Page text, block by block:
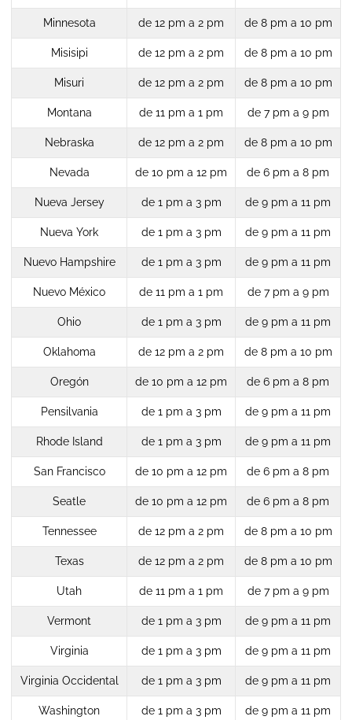
Minnesota de 12 pm a 2 pm de 8 pm a 10 pm
Misisipi de 12 pm a 2 pm de 8 pm a 10 pm
Misuri de 12 pm a 2 pm de 8 pm a 10 pm
Montana de 11 pm a 1 pm de 7 pm a 9 pm
Nebraska de 12 pm a 2 pm de 8 pm a 10 pm
Nevada de 10 pm a 12 pm de 6 pm a 8 pm
Nueva Jersey de 1 pm a 3 pm de 9 pm a 11 pm
Nueva York de 1 pm a 3 pm de 9 pm a 11 pm
Nuevo Hampshire de 1 pm a 3 pm de 9 pm a 11 pm
Nuevo México de 11 pm a 1 pm de 7 pm a 9 pm
Ohio de 1 pm a 3 pm de 9 pm a 11 pm
Oklahoma de 12 pm a 2 pm de 8 pm a 10 pm
Oregón de 10 pm a 12 pm de 6 pm a 8 pm
Pensilvania de 1 pm a 3 pm de 9 pm a 11 pm
Rhode Island de 1 pm a 3 pm de 9 pm a 11 pm
San Francisco de 10 pm a 12 pm de 6 pm a 8 pm
Seatle de 10 pm a 12 pm de 6 pm a 8 pm
Tennessee de 12 pm a 2 pm de 8 pm a 10 pm
Texas de 12 pm a 2 pm de 8 pm a 10 pm
Utah de 11 pm a 1 pm de 7 pm a 9 pm
Vermont de 1 pm a 3 pm de 9 pm a 11 pm
Virginia de 1 pm a 3 pm de 9 pm a 11 pm
Virginia Occidental de 1 pm a 3 pm de 9 pm a 11 pm
Washington de 1 pm a 3 pm de 9 pm a 11 pm